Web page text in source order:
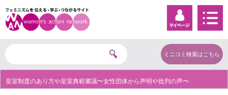
ミニコミ検索はこちら
皇室制度のあり方や皇室典範審議〜女性団体から声明や批判の声〜